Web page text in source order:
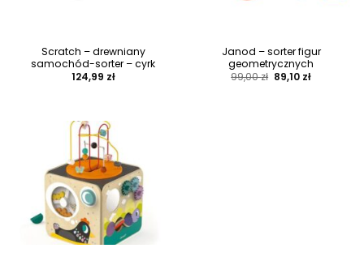
Scratch – drewniany
samochód-sorter – cyrk
124,99 zł
Janod – sorter figur
geometrycznych
99,00zł Pierwotna
cena
89,10 złAktualna